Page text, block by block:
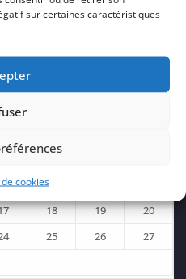
sur certaines caractéristiques
cookies11
18 19
20
25 26
27